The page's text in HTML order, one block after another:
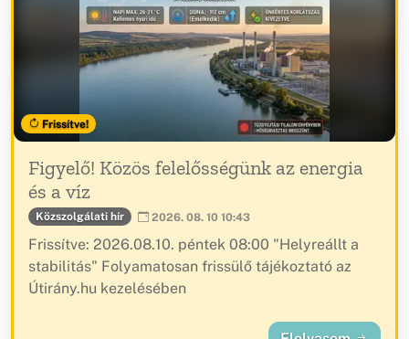
Frissítve!
Figyelő! Közös felelősségünk az energia
és a víz
Közszolgálati hír 2026. 08. 10 10:43
Frissítve: 2026.08.10. péntek 08:00 "Helyreállt a
stabilitás" Folyamatosan frissülő tájékoztató az
Útirány.hu kezelésében